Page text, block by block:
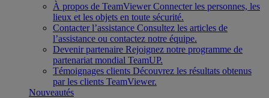
À propos de TeamViewer Connecter les personnes, les
lieux et les objets en toute sécurité.
Contacter l’assistance Consultez les articles de
l’assistance ou contactez notre équipe.
Devenir partenaire Rejoignez notre programme de
partenariat mondial TeamUP.
Témoignages clients Découvrez les résultats obtenus
par les clients TeamViewer.
Nouveautés